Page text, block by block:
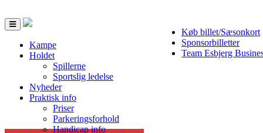
Køb billet/Sæsonkort
Sponsorbilletter
Team Esbjerg
Toggle
navigation
Kampe
Holdet
Spillerne
Sportslig ledelse
Nyheder
Praktisk info
Priser
Parkeringsforhold
Handicap info